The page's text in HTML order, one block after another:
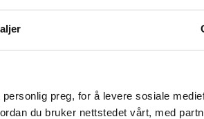
preg, for å levere sosiale
du bruker nettstedet vårt, med
har du en oppskrift på en
hvordan vi fungerer og trives i